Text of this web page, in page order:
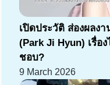
เปิดประวัติ ส่องผลง
(Park Ji Hyun) เรื่
ชอบ?
9 March 2026